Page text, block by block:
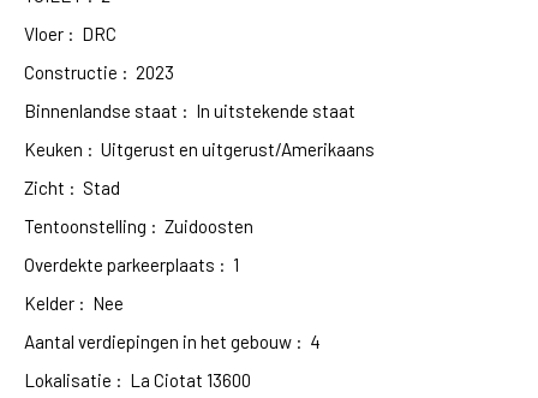
Vloer : DRC
Constructie : 2023
Binnenlandse staat : In uitstekende staat
Keuken : Uitgerust en uitgerust/Amerikaans
Zicht : Stad
Tentoonstelling : Zuidoosten
Overdekte parkeerplaats : 1
Kelder : Nee
Aantal verdiepingen in het gebouw : 4
Lokalisatie : La Ciotat 13600